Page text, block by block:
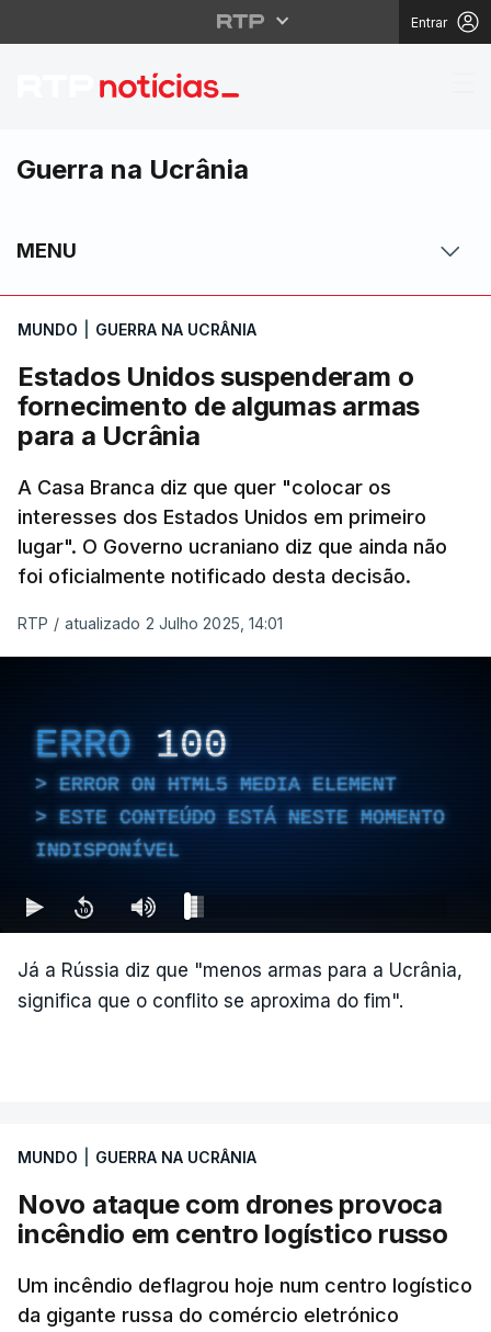
Entrar
Estados Unidos
Guerra na Ucrânia
MENU
MUNDO GUERRA NA UCRÂNIA
Estados Unidos suspenderam o
fornecimento de algumas armas
para a Ucrânia
A Casa Branca diz que quer "colocar os
interesses dos Estados Unidos em primeiro
lugar". O Governo ucraniano diz que ainda não
foi oficialmente notificado desta decisão.
RTP / atualizado 2 Julho 2025, 14:01
ERRO 100
ERROR ON HTML5 MEDIA ELEMENT
ESTE CONTEÚDO ESTÁ NESTE MOMENTO
INDISPONÍVEL
Já a Rússia diz que "menos armas para a Ucrânia,
significa que o conflito se aproxima do fim".
MUNDO GUERRA NA UCRÂNIA
Novo ataque com drones provoca
incêndio em centro logístico russo
Um incêndio deflagrou hoje num centro logístico
da gigante russa do comércio eletrónico